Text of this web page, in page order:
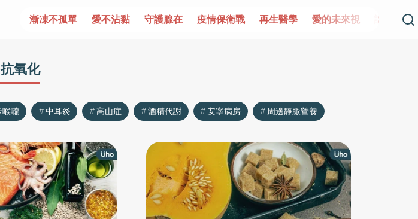
漸凍不孤單 愛不沾黏 守護腺在 疫情保衛戰 再生醫學 愛的未來視 認識攝護
氧化
嚨 中耳炎 高山症 酒精代謝 安寧病房 周邊靜脈營養